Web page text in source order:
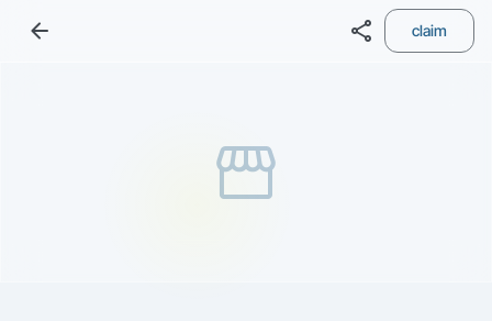
arrow_back share claim
storefront